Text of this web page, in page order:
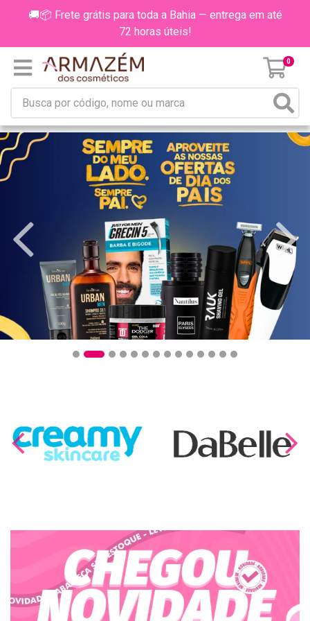
🚚📦 Frete grátis para toda a Bahia — entrega em até
72 horas úteis!
0